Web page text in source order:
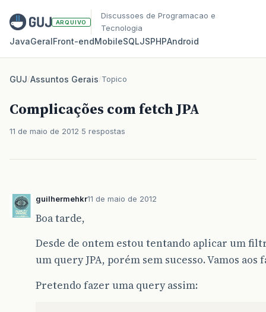
ARQUIVO
Discussoes de Programacao e
Tecnologia
JavaGeralFront‑endMobileSQLJSPHPAndroid
GUJ/Assuntos Gerais/Topico
Complicações com fetch JPA
11 de maio de 2012 5 respostas
guilhermehkr11 de maio de 2012
Boa tarde,
Desde de ontem estou tentando aplicar um
um query JPA, porém sem sucesso. Vamos aos
Pretendo fazer uma query assim: